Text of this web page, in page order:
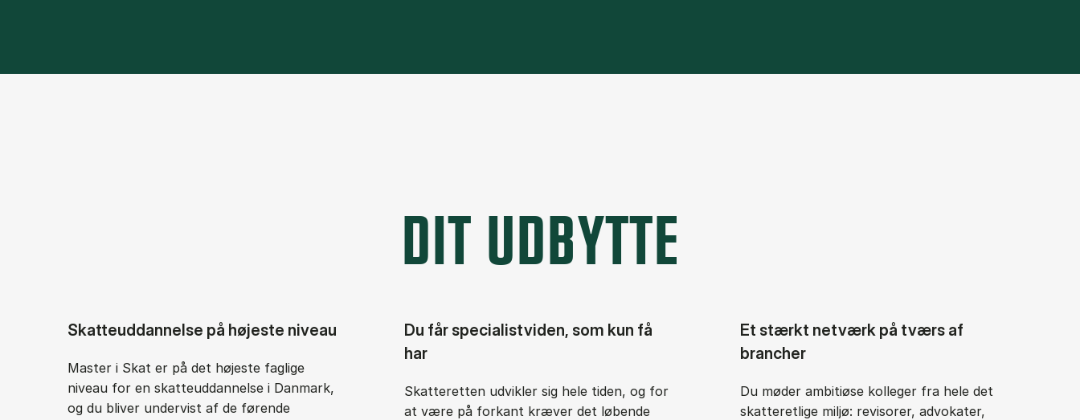
DIT UDBYTTE
Skatteuddannelse på højeste niveau
Master i Skat er på det højeste faglige
niveau for en skatteuddannelse i Danmark,
og du bliver undervist af de førende
Du får specialistviden, som kun få
har
Skatteretten udvikler sig hele tiden, og for
at være på forkant kræver det løbende
Et stærkt netværk på tværs af
brancher
Du møder ambitiøse kolleger fra hele det
skatteretlige miljø: revisorer, advokater,